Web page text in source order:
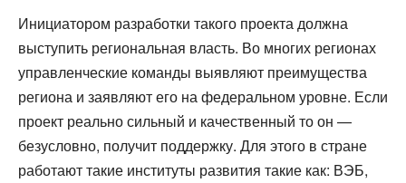
Инициатором разработки такого проекта должна
выступить региональная власть. Во многих регионах
управленческие команды выявляют преимущества
региона и заявляют его на федеральном уровне. Если
проект реально сильный и качественный то он —
безусловно, получит поддержку. Для этого в стране
работают такие институты развития такие как: ВЭБ,